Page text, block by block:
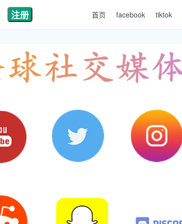
注册 首页 facebook tiktok